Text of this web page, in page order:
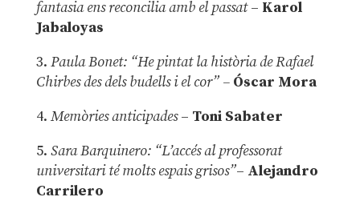
fantasia ens reconcilia amb el passat– Karol
Jabaloyas
3. Paula Bonet: “He pintat la història de Rafael
Chirbes des dels budells i el cor” –Óscar Mora
4. Memòries anticipades– Toni Sabater
5. Sara Barquinero: “L’accés al professorat
universitari té molts espais grisos”– Alejandro
Carrilero